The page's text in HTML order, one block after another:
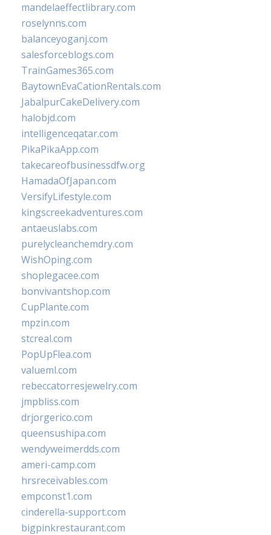
mandelaeffectlibrary.com
roselynns.com
balanceyoganj.com
salesforceblogs.com
TrainGames365.com
BaytownEvaCationRentals.com
JabalpurCakeDelivery.com
halobjd.com
intelligenceqatar.com
PikaPikaApp.com
takecareofbusinessdfw.org
HamadaOfJapan.com
VersifyLifestyle.com
kingscreekadventures.com
antaeuslabs.com
purelycleanchemdry.com
WishOping.com
shoplegacee.com
bonvivantshop.com
CupPlante.com
mpzin.com
stcreal.com
PopUpFlea.com
valueml.com
rebeccatorresjewelry.com
jmpbliss.com
drjorgerico.com
queensushipa.com
wendyweimerdds.com
ameri-camp.com
hrsreceivables.com
empconst1.com
cinderella-support.com
bigpinkrestaurant.com